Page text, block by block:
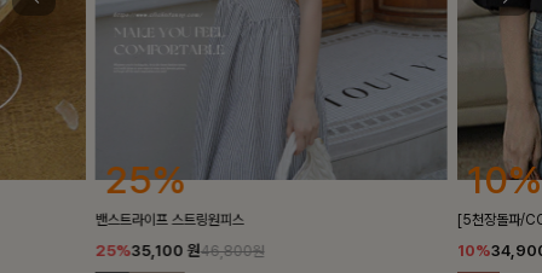
25%
밴스트라이프 스트링원피스
25%35,100 원46,800원
10%
[5천장돌파/
10%